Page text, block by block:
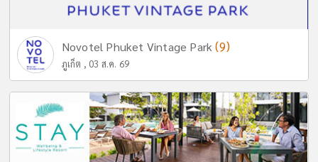
Novotel Phuket Vintage Park(9)
ภูเก็ต , 03 ส.ค. 69